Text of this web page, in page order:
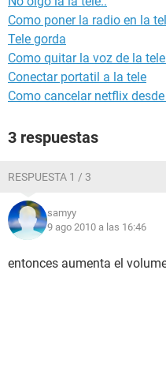
Como poner la radio en la
Tele gorda
Como quitar la voz de la
Conectar portatil a la tele
Como cancelar netflix
3 respuestas
RESPUESTA 1 / 3
samyy
9 ago 2010 a las 16:46
entonces aumenta el